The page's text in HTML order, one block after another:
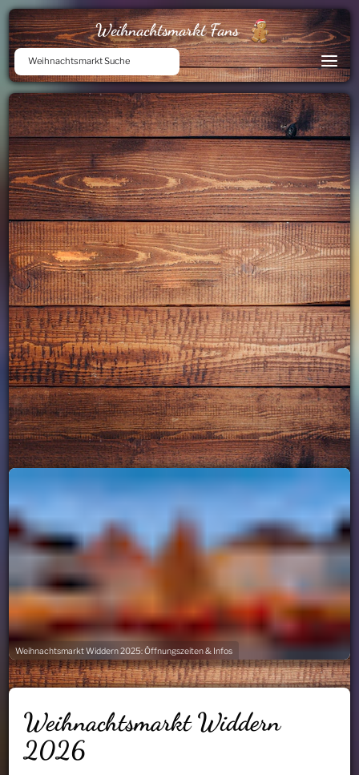
Weihnachtsmarkt Fans
Weihnachtsmarkt Suche
Weihnachtsmarkt Widdern 2025: Öffnungszeiten & Infos
Weihnachtsmarkt Widdern
2026